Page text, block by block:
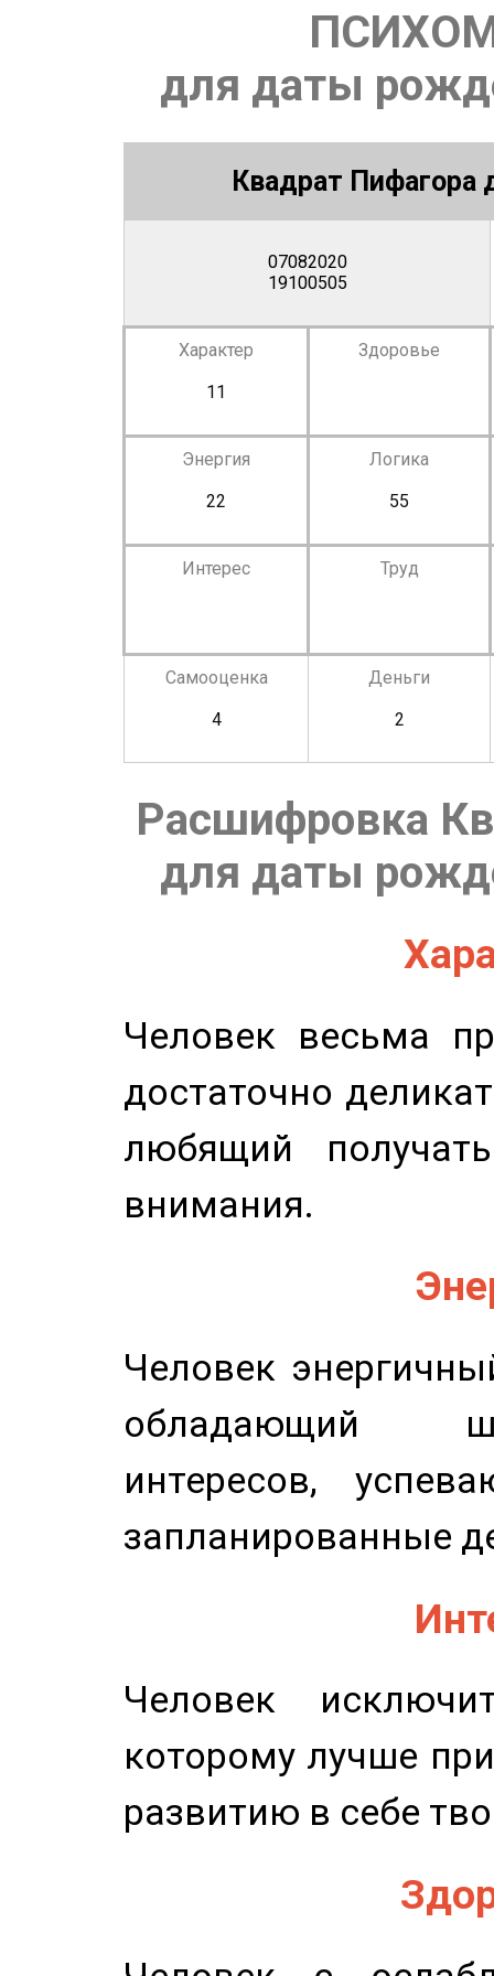
для даты
Квадрат Пифагора
07082020
19100505
Характер
11
Здоровье
Энергия
22
Логика
55
Интерес Труд
Самооценка
4
Деньги
2
Расшифровка
для даты
Человек весьма
достаточно
любящий
внимания.
Человек
обладающий
интересов,
запланированные
Человек
которому лучше
развитию в себе